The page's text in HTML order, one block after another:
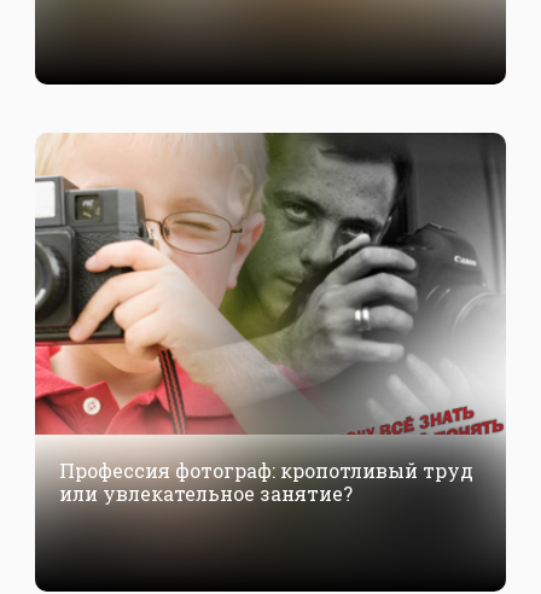
Профессия фотограф: кропотливый труд
или увлекательное занятие?